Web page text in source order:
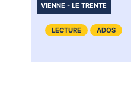
VIENNE - LE TRENTE
LECTURE ADOS